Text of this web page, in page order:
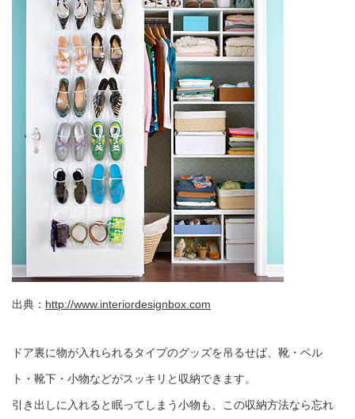
出典： http://www.interiordesignbox.com
ドア裏に物が入れられるタイプのグッズを吊るせば、靴・ベル
ト・靴下・小物などがスッキリと収納できます。
引き出しに入れると眠ってしまう小物も、この収納方法なら忘れ